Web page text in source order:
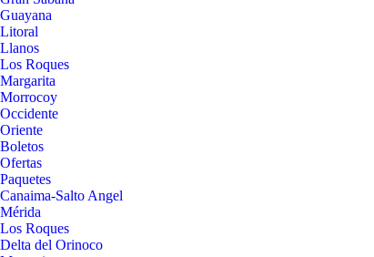
Guayana
Litoral
Llanos
Los Roques
Margarita
Morrocoy
Occidente
Oriente
Boletos
Ofertas
Paquetes
Canaima-Salto Angel
Mérida
Los Roques
Delta del Orinoco